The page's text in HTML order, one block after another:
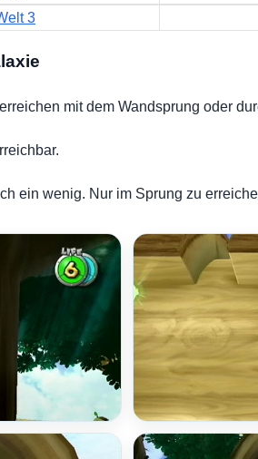
3
mit dem Wandsprung oder
ein wenig. Nur im Sprung zu